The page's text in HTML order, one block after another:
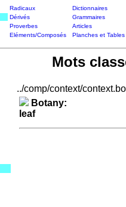
Radicaux
Dictionnaires
Dérivés
Grammaires
Proverbes
Articles
Eléments/Composés Planches et Tables
Mots
../comp/context/
Botany:
leaf